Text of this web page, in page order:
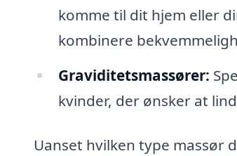
komme til dit hjem eller
kombinere
Graviditetsmassører:
kvinder, der ønsker at
Uanset hvilken type massør